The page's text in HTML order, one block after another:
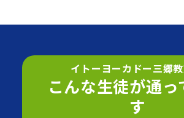
イトーヨーカドー三郷
こんな生徒が通っ
す